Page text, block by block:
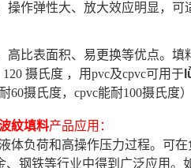
作弹性大、放大效应明显，可
高比表面积、易更换等优点。
摄氏度 ，用pvc及cpvc可用于
60摄氏度，cpvc能耐100摄氏度
紋填料产品应用：
体负荷和高操作压力过程。可
、钢铁等行业中得到广泛应用